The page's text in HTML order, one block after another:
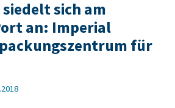
siedelt sich am
an: Imperial
für